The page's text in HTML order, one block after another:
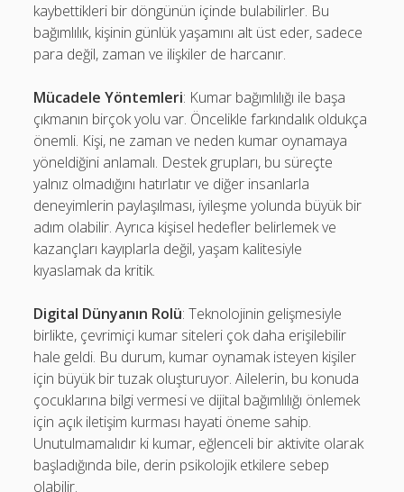
kaybettikleri bir döngünün içinde bulabilirler. Bu
bağımlılık, kişinin günlük yaşamını alt üst eder, sadece
para değil, zaman ve ilişkiler de harcanır.
Mücadele Yöntemleri: Kumar bağımlılığı ile başa
çıkmanın birçok yolu var. Öncelikle farkındalık oldukça
önemli. Kişi, ne zaman ve neden kumar oynamaya
yöneldiğini anlamalı. Destek grupları, bu süreçte
yalnız olmadığını hatırlatır ve diğer insanlarla
deneyimlerin paylaşılması, iyileşme yolunda büyük bir
adım olabilir. Ayrıca kişisel hedefler belirlemek ve
kazançları kayıplarla değil, yaşam kalitesiyle
kıyaslamak da kritik.
Digital Dünyanın Rolü: Teknolojinin gelişmesiyle
birlikte, çevrimiçi kumar siteleri çok daha erişilebilir
hale geldi. Bu durum, kumar oynamak isteyen kişiler
için büyük bir tuzak oluşturuyor. Ailelerin, bu konuda
çocuklarına bilgi vermesi ve dijital bağımlılığı önlemek
için açık iletişim kurması hayati öneme sahip.
Unutulmamalıdır ki kumar, eğlenceli bir aktivite olarak
başladığında bile, derin psikolojik etkilere sebep
olabilir.